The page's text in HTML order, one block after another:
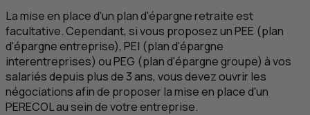
La mise en place d'un plan d'épargne retraite est
facultative. Cependant, si vous proposez unPEE (plan
d'épargne entreprise), PEI (plan d'épargne
interentreprises) ouPEG (plan d'épargne groupe) à vos
salariés depuis plus de 3 ans, vous devez ouvrir les
négociations afin de proposer la mise en place d'un
PERECOL au sein de votre entreprise.